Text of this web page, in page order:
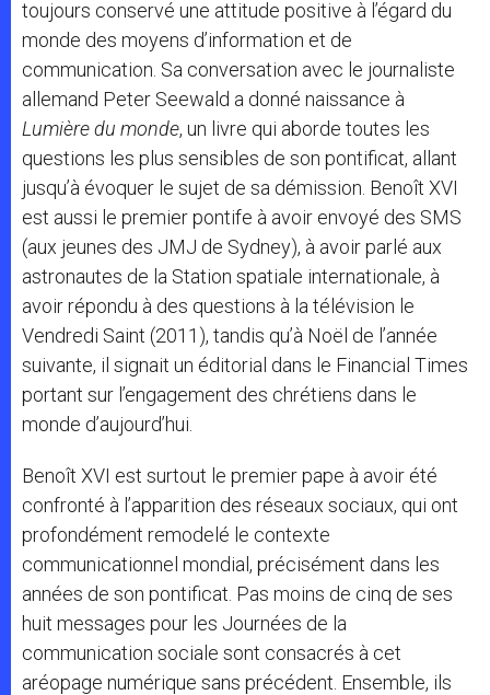
toujours conservé une attitude positive à l’égard du
monde des moyens d’information et de
communication. Sa conversation avec le journaliste
allemand Peter Seewald a donné naissance à
Lumière du monde, un livre qui aborde toutes les
questions les plus sensibles de son pontificat, allant
jusqu’à évoquer le sujet de sa démission. Benoît XVI
est aussi le premier pontife à avoir envoyé des SMS
(aux jeunes des JMJ de Sydney), à avoir parlé aux
astronautes de la Station spatiale internationale, à
avoir répondu à des questions à la télévision le
Vendredi Saint (2011), tandis qu’à Noël de l’année
suivante, il signait un éditorial dans le Financial Times
portant sur l’engagement des chrétiens dans le
monde d’aujourd’hui.
Benoît XVI est surtout le premier pape à avoir été
confronté à l’apparition des réseaux sociaux, qui ont
profondément remodelé le contexte
communicationnel mondial, précisément dans les
années de son pontificat. Pas moins de cinq de ses
huit messages pour les Journées de la
communication sociale sont consacrés à cet
aréopage numérique sans précédent. Ensemble, ils